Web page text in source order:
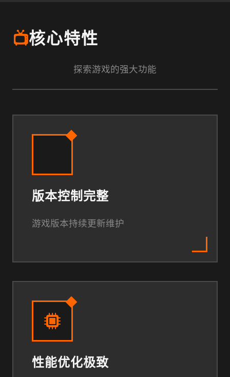
📺核心特性
探索游戏的强大功能
版本控制完整
游戏版本持续更新维护
性能优化极致